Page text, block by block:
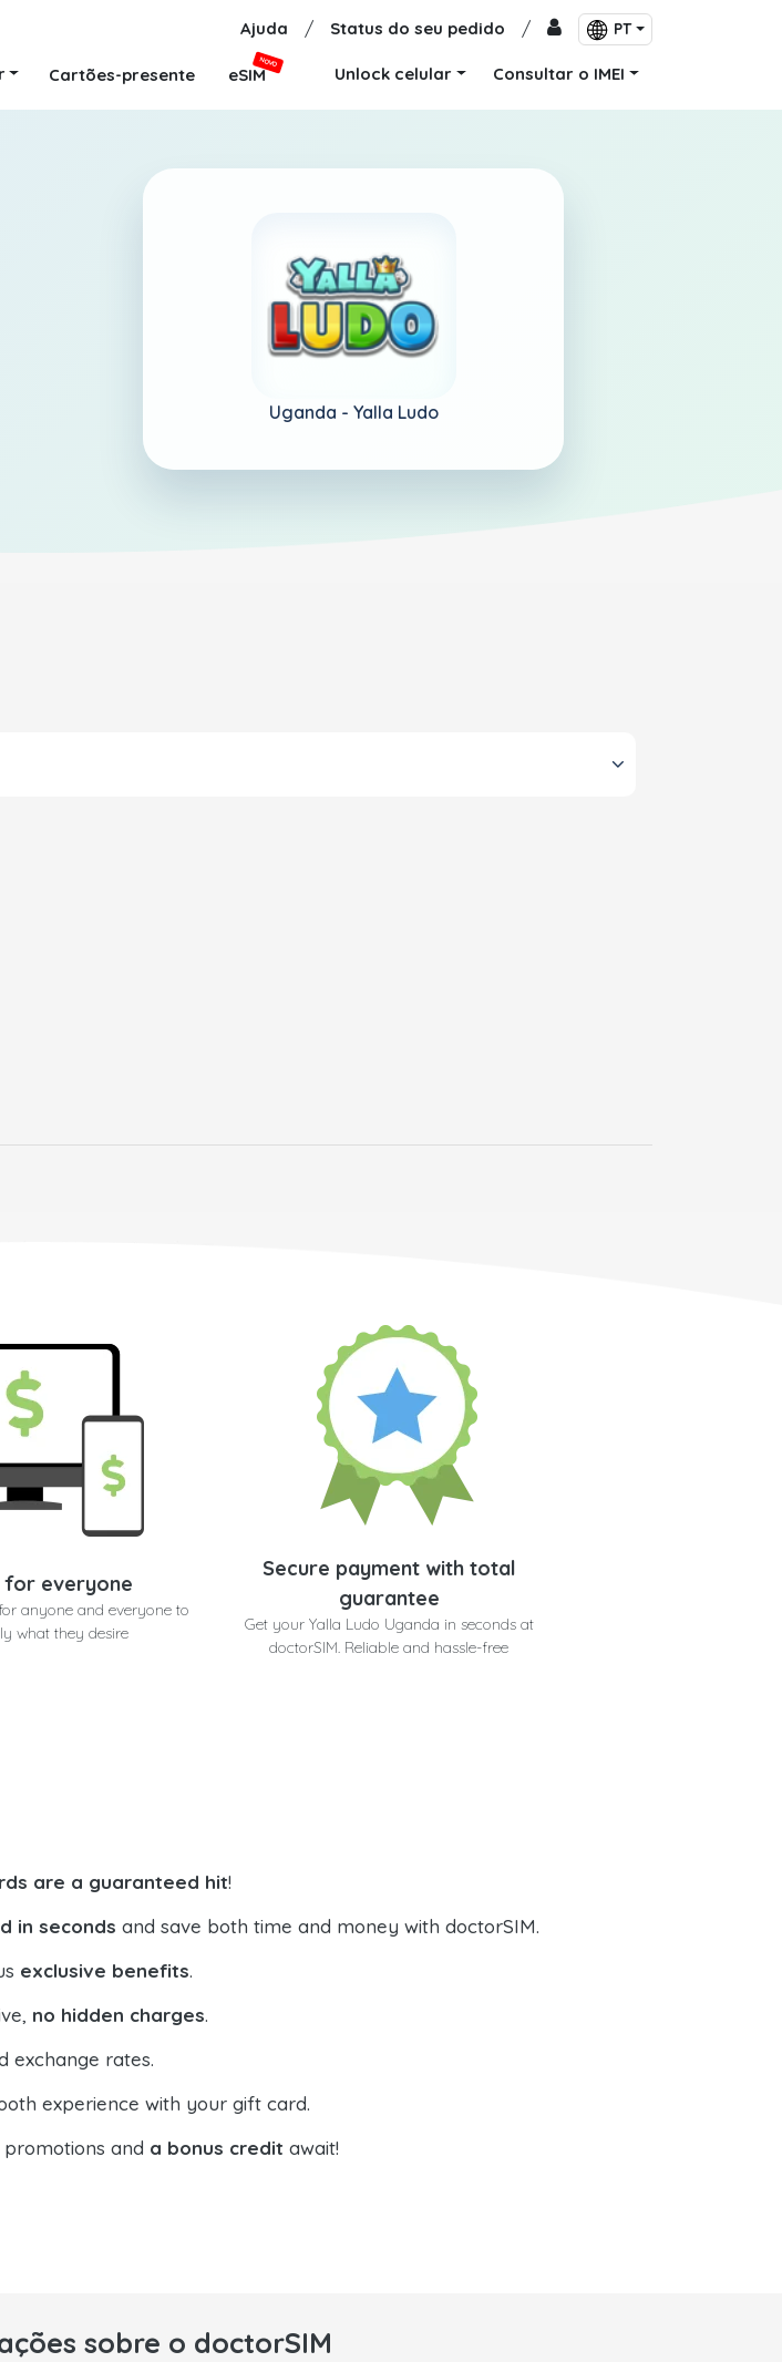
Ajuda / Status do seu pedido / PT
Cartões-presente eSIM
NOVO
Unlock celular Consultar o IMEI
Uganda - Yalla Ludo
everyone
anyone and everyone to
what they desire
Secure payment with total
guarantee
Get your Yalla Ludo Uganda in seconds at
doctorSIM. Reliable and hassle-free
are a guaranteed hit!
in seconds and save both time and money with doctorSIM.
exclusive benefits.
no hidden charges.
exchange rates.
experience with your gift card.
and a bonus credit await!
sobre o doctorSIM